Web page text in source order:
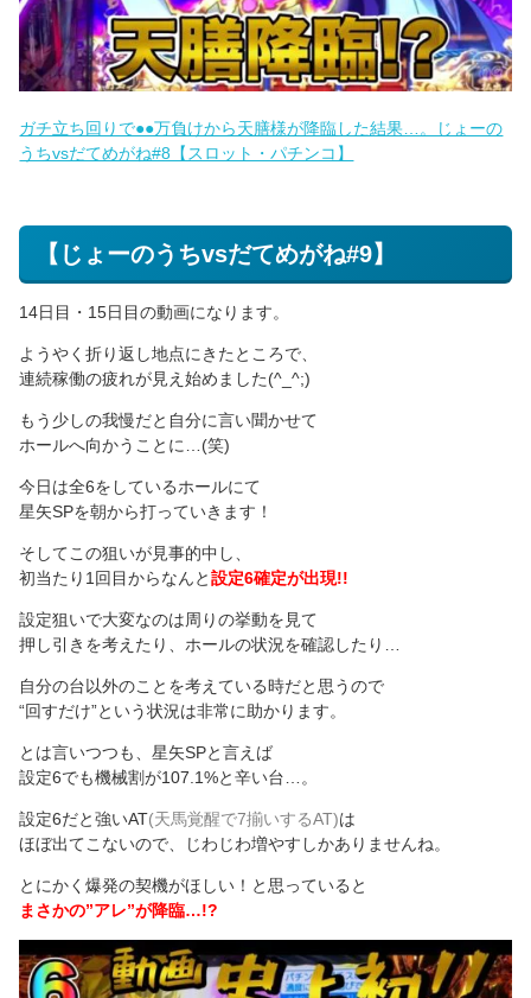
ガチ立ち回りで●●万負けから天膳様が降臨した結果…。じょーの
うちvsだてめがね#8【スロット・パチンコ】
【じょーのうちvsだてめがね#9】
14日目・15日目の動画になります。
ようやく折り返し地点にきたところで、
連続稼働の疲れが見え始めました(^_^;)
もう少しの我慢だと自分に言い聞かせて
ホールへ向かうことに…(笑)
今日は全6をしているホールにて
星矢SPを朝から打っていきます！
そしてこの狙いが見事的中し、
初当たり1回目からなんと設定6確定が出現!!
設定狙いで大変なのは周りの挙動を見て
押し引きを考えたり、ホールの状況を確認したり…
自分の台以外のことを考えている時だと思うので
“回すだけ”という状況は非常に助かります。
とは言いつつも、星矢SPと言えば
設定6でも機械割が107.1%と辛い台…。
設定6だと強いAT(天馬覚醒で7揃いするAT)は
ほぼ出てこないので、じわじわ増やすしかありませんね。
とにかく爆発の契機がほしい！と思っていると
まさかの”アレ”が降臨…!?